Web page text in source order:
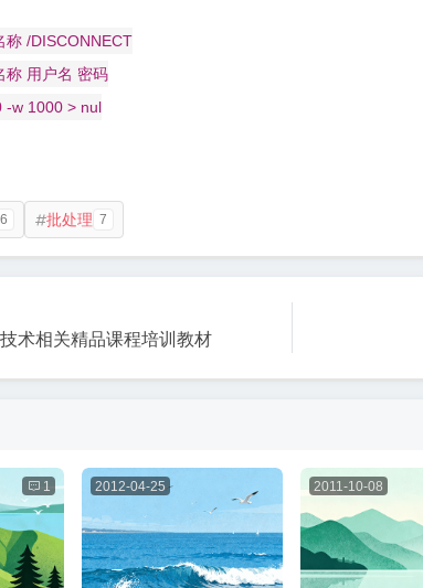
称 /DISCONNECT
称 用户名 密码
-w 1000 > nul
6 批处理 7
术相关精品课程培训教材
 1 2012-04-25 2011-10-08